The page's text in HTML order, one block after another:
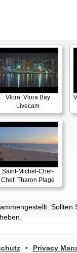
Vlora: Vlora Bay
Livecam
Saint-Michel-Chef-
Chef: Tharon Plage
• Privacy